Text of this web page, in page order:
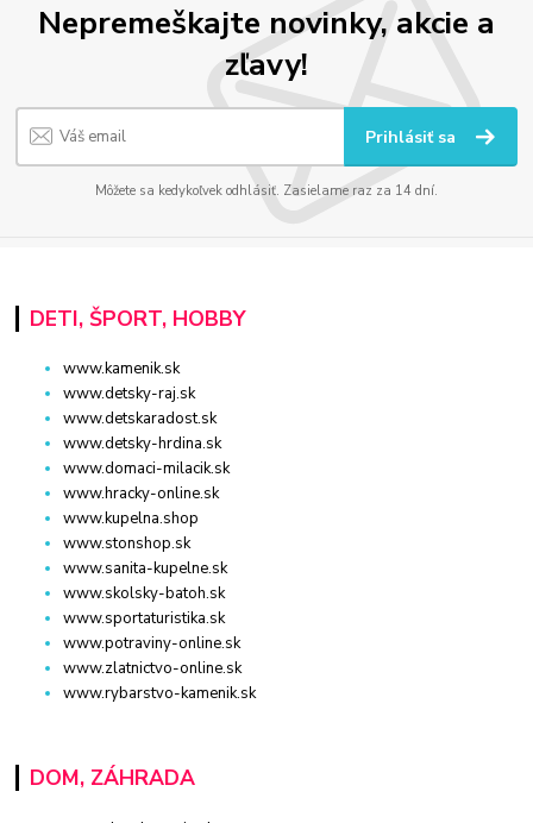
Nepremeškajte novinky, akcie a
zľavy!
Prihlásiť sa
Môžete sa kedykoľvek odhlásiť. Zasielame raz za 14 dní.
DETI, ŠPORT, HOBBY
www.kamenik.sk
www.detsky-raj.sk
www.detskaradost.sk
www.detsky-hrdina.sk
www.domaci-milacik.sk
www.hracky-online.sk
www.kupelna.shop
www.stonshop.sk
www.sanita-kupelne.sk
www.skolsky-batoh.sk
www.sportaturistika.sk
www.potraviny-online.sk
www.zlatnictvo-online.sk
www.rybarstvo-kamenik.sk
DOM, ZÁHRADA